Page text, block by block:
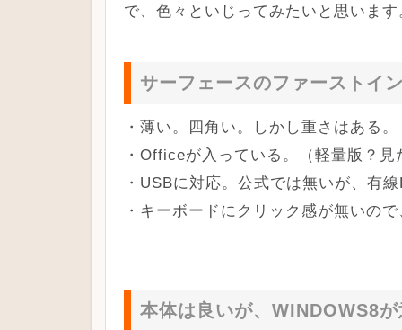
で、色々といじってみたいと思います
サーフェースのファーストイ
・薄い。四角い。しかし重さはある。
・Officeが入っている。（軽量版？
・USBに対応。公式では無いが、有
・キーボードにクリック感が無いの
本体は良いが、WINDOWS8